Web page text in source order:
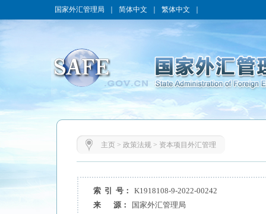
国家外汇管理局 简体中文 繁体中文
主页> 政策法规> 资本项目外汇管理
索 引 号：
K1918108-9-2022-00242
来 源：
国家外汇管理局